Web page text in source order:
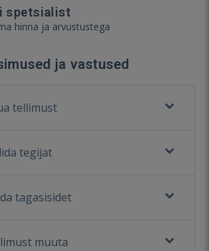
spetsialist
hinna ja arvustustega
ja vastused
tellimust
tegijat
tagasisidet
muuta